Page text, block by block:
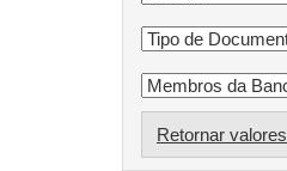
Retornar valores